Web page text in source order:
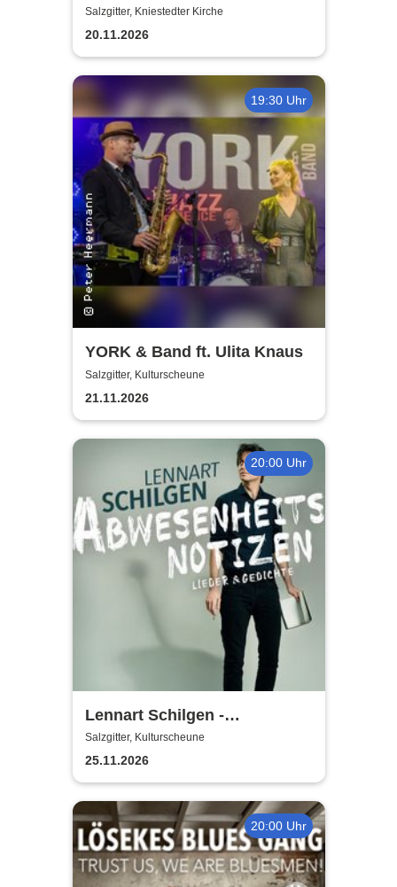
Witches, Queens & Heroines
Salzgitter, Kniestedter Kirche
20.11.2026
19:30 Uhr
YORK & Band ft. Ulita Knaus
Salzgitter, Kulturscheune
21.11.2026
20:00 Uhr
Lennart Schilgen -
Abwesenheitsnotizen
Salzgitter, Kulturscheune
25.11.2026
20:00 Uhr